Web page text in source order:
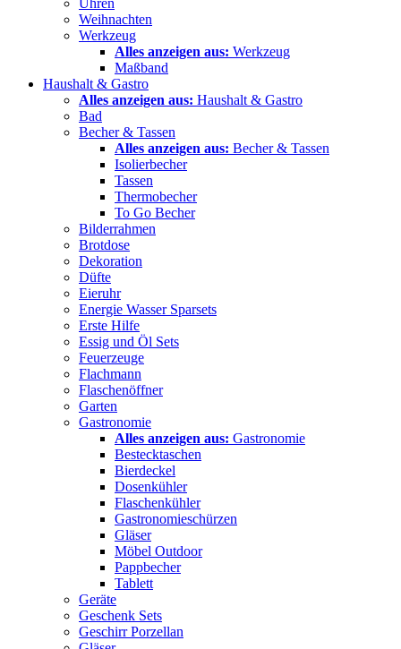
Uhren
Weihnachten
Werkzeug
Alles anzeigen aus: Werkzeug
Maßband
Haushalt & Gastro
Alles anzeigen aus: Haushalt & Gastro
Bad
Becher & Tassen
Alles anzeigen aus: Becher & Tassen
Isolierbecher
Tassen
Thermobecher
To Go Becher
Bilderrahmen
Brotdose
Dekoration
Düfte
Eieruhr
Energie Wasser Sparsets
Erste Hilfe
Essig und Öl Sets
Feuerzeuge
Flachmann
Flaschenöffner
Garten
Gastronomie
Alles anzeigen aus: Gastronomie
Bestecktaschen
Bierdeckel
Dosenkühler
Flaschenkühler
Gastronomieschürzen
Gläser
Möbel Outdoor
Pappbecher
Tablett
Geräte
Geschenk Sets
Geschirr Porzellan